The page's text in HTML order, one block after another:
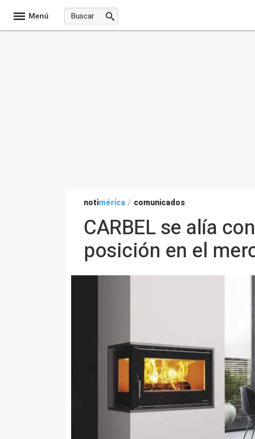
Menú
notimérica / comunicados
CARBEL se alía
posición en el